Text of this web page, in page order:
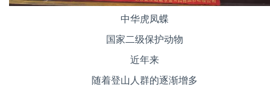
中华虎凤蝶
国家二级保护动物
近年来
随着登山人群的逐渐增多